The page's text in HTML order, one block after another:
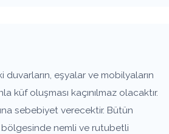
eşyalar ve mobilyaların
küf oluşması kaçınılmaz olacaktır.
sebebiyet verecektir. Bütün
bölgesinde nemli ve rutubetli